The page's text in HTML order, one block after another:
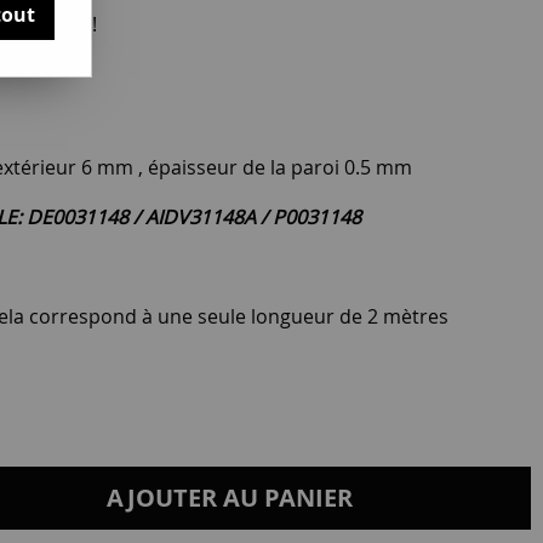
avis !
6 mm , épaisseur de la paroi 0.5 mm
DE0031148 / AIDV31148A / P0031148
correspond à une seule longueur de 2 mètres
AJOUTER AU PANIER